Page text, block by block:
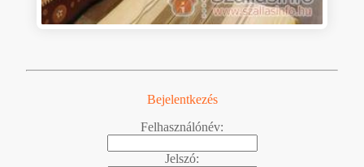
Bejelentkezés
Felhasználónév:
Jelszó: